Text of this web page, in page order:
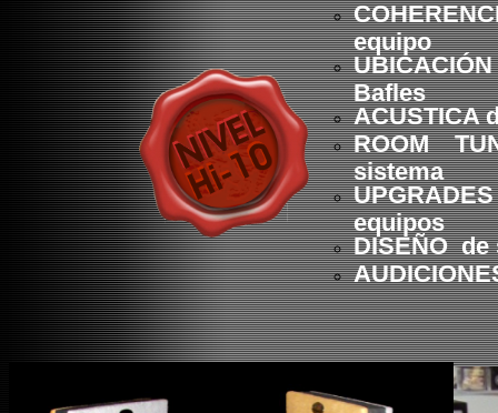
equipo
Bafles
ACUSTICA
ROOM
sistema
equipos
DISEÑO de